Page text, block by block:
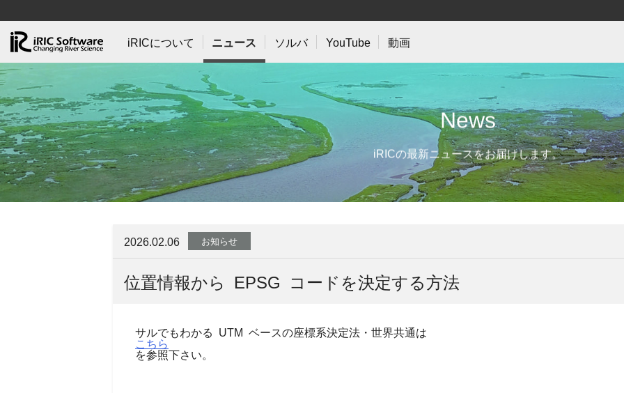
iRICについて ニュース ソルバ YouTube 動画
News
iRICの最新ニュースをお届けします。
2026.02.06 お知らせ
位置情報から EPSG コードを決定する方法
サルでもわかる UTM ベースの座標系決定法・世界共通は
こちら
を参照下さい。